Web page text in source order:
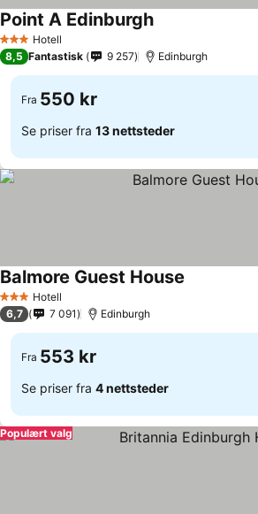
3 StjernerHotell
Point A Edinburgh
8,5 Fantastisk 9 257 Edinburgh
Fra 550 kr
Se priser fra 13 nettsteder
3 StjernerHotell
Balmore Guest House
6,7 7 091 Edinburgh
Fra 553 kr
Se priser fra 4 nettsteder
Populært valg